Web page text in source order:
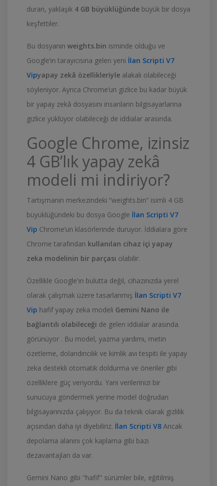
duran, yaklaşık 4 GB büyüklüğünde büyük bir dosya
keşfettiler.
Bu dosyanın weights.bin isminde olduğu ve
Google’ın tarayıcısına gelen yeni İlan Scripti V7
Vipyapay zekâ özellikleriyle alakalı olabileceği
söyleniyor. Ayrıca Chrome’un gizlice bu kadar büyük
bir yapay zekâ dosyasını insanların bilgisayarlarına
gizlice yüklüyor olabileceği de iddialar arasında.
Google Chrome, izinsiz
4 GB’lık yapay zekâ
modeli mi indiriyor?
Tartışmanın merkezindeki “weights.bin” isimli 4 GB
büyüklüğündeki bu dosya Google İlan Scripti V7
Vip Chrome’un klasörlerinde duruyor. İddialara göre
Chrome tarafından kullanılan cihaz içi yapay
zeka modelinin bir parçası olabilir.
Özellikle Google'ın bulutta değil, cihazınızda yerel
olarak çalışmak üzere tasarlanmış İlan Scripti V7
Vip hafif yapay zeka modeli Gemini Nano ile
bağlantılı olabileceği de gelen iddialar arasında.
görünüyor . Bu model, yazma yardımı, metin
özetleme, dolandırıcılık ve kimlik avı tespiti ile yapay
zeka destekli otomatik doldurma ve öneriler gibi
özelliklere güç veriyordu. Yani verilerinizi bir
sunucuya göndermek yerine model doğrudan
bilgisayarınızda çalışıyor. Bu da teknik olarak gizlilik
açısından daha iyi diyebiliriz. İlan Scripti V8 Ancak
depolama alanını çok kaplama gibi bazı
dezavantajları da var.
Gemini Nano gibi "hafif" sürümler bile, eğitilmiş